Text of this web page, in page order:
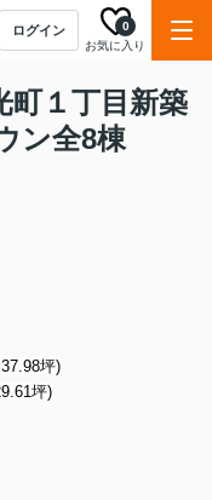
ログイン
お気に入り
0
町１丁目新築
ン全8棟
坪)
坪)